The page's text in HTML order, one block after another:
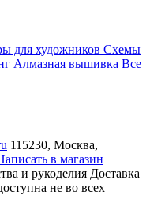
для художников Схемы
Алмазная вышивка Все
115230, Москва,
в магазин
и рукоделия Доставка
не во всех